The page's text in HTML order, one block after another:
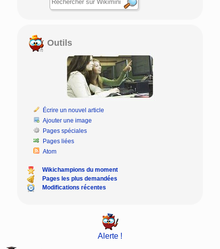
Outils
Écrire un nouvel article
Ajouter une image
Pages spéciales
Pages liées
Atom
Wikichampions du moment
Pages les plus demandées
Modifications récentes
Alerte !